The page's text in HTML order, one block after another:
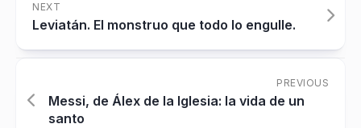
NEXT
Leviatán. El monstruo que todo lo engulle.
PREVIOUS
Messi, de Álex de la Iglesia: la vida de un
santo